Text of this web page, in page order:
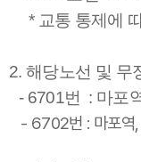
* 교통 통제에
2. 해당노선 및 무
- 6701번
: 마포
- 6702번 : 마포역,